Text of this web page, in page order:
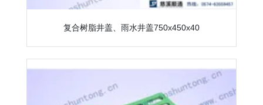
复合树脂井盖、雨水井盖750x450x40